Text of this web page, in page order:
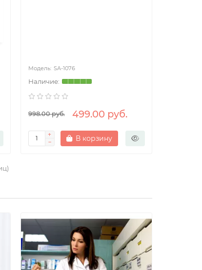
SA-1076
998.00 руб. 499.00 руб.
В корзину